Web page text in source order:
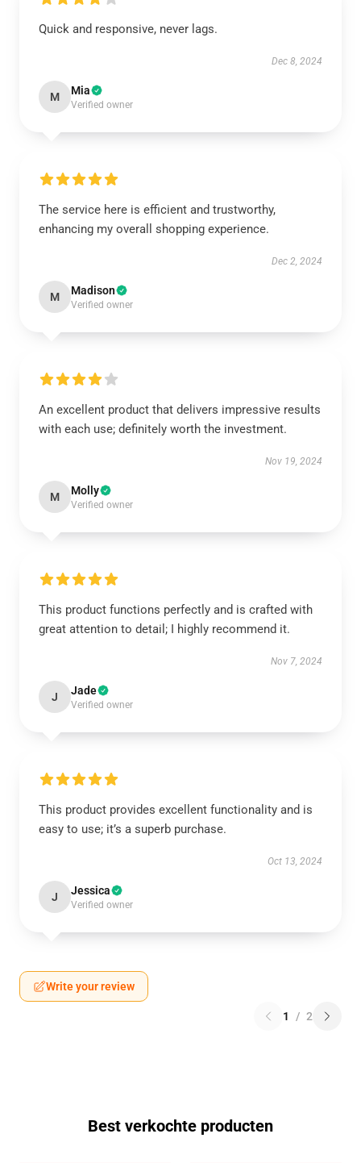
Quick and responsive, never lags.
Dec 8, 2024
M Mia
Verified owner
The service here is efficient and trustworthy,
enhancing my overall shopping experience.
Dec 2, 2024
M Madison
Verified owner
An excellent product that delivers impressive results
with each use; definitely worth the investment.
Nov 19, 2024
M Molly
Verified owner
This product functions perfectly and is crafted with
great attention to detail; I highly recommend it.
Nov 7, 2024
J Jade
Verified owner
This product provides excellent functionality and is
easy to use; it’s a superb purchase.
Oct 13, 2024
J Jessica
Verified owner
Write your review
1 / 2
Best verkochte producten